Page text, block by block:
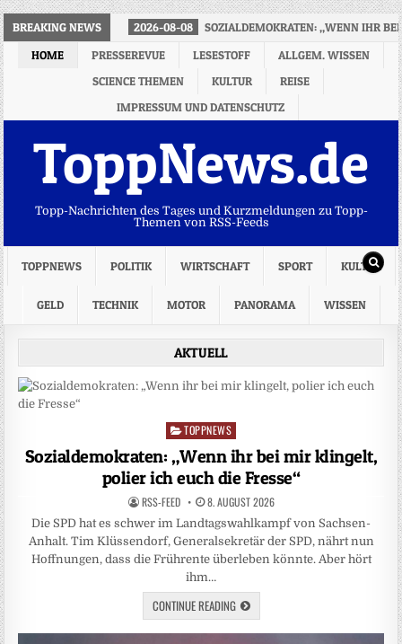
BREAKING NEWS 2026-08-08
SOZIALDEMOKRATEN: „WENN IHR
HOME
PRESSEREVUE LESESTOFF
ALLGEM. WISSEN
SCIENCE THEMEN
KULTUR
REISE
IMPRESSUM UND DATENSCHUTZ
ToppNews.de
Topp-Nachrichten des Tages und Kurzmeldungen zu Topp-
Themen von RSS-Feeds
TOPPNEWS POLITIK WIRTSCHAFT SPORT KULTUR
GELD TECHNIK MOTOR PANORAMA WISSEN
AKTUELL
Posted
TOPPNEWS
Sozialdemokraten: „Wenn ihr bei mir klingelt,
polier ich euch die Fresse“
RSS-FEED 8. AUGUST 2026
Die SPD hat es schwer im Landtagswahlkampf von Sachsen-
Anhalt. Tim Klüssendorf, Generalsekretär der SPD, nährt nun
Hoffnungen, dass die Frührente überleben könnte. Aber hört
ihm…
CONTINUE READING